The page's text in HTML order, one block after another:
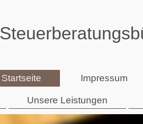
Startseite Impressum
Unsere Leistungen